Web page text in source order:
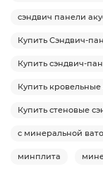
сэндвич панели
Купить Сэндвич-
Купить сэндвич-
Купить
Купить стеновые
с минеральной
минплита